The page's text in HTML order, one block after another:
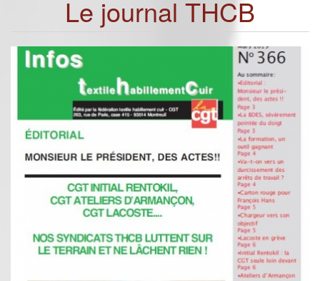
Le journal THCB